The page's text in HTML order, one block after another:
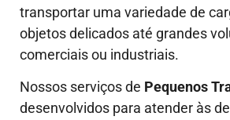
transportar uma variedade de
objetos delicados até grandes
comerciais ou industriais.
Nossos serviços de Pequenos
desenvolvidos para atender às